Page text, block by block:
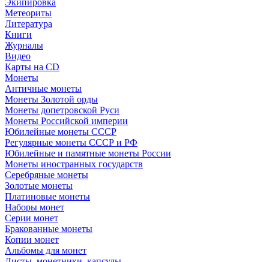
Экипировка
Метеориты
Литература
Книги
Журналы
Видео
Карты на CD
Монеты
Античные монеты
Монеты Золотой орды
Монеты допетровской Руси
Монеты Российской империи
Юбилейные монеты СССР
Регулярные монеты СССР и РФ
Юбилейные и памятные монеты России
Монеты иностранных государств
Серебряные монеты
Золотые монеты
Платиновые монеты
Наборы монет
Серии монет
Бракованные монеты
Копии монет
Альбомы для монет